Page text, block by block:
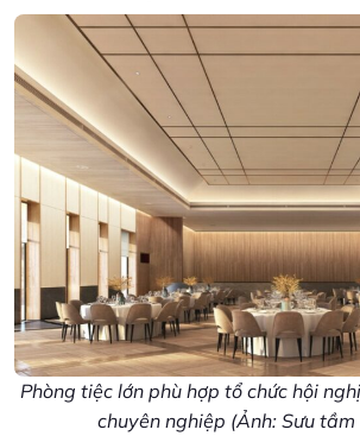
Phòng tiệc lớn phù hợp tổ chức hội
chuyên nghiệp (Ảnh: Sưu